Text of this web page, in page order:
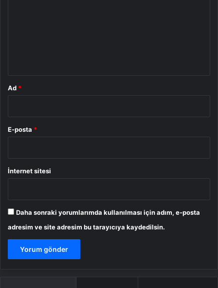
Ad *
E-posta *
İnternet sitesi
Daha sonraki yorumlarımda kullanılması için adım, e-posta
adresim ve site adresim bu tarayıcıya kaydedilsin.